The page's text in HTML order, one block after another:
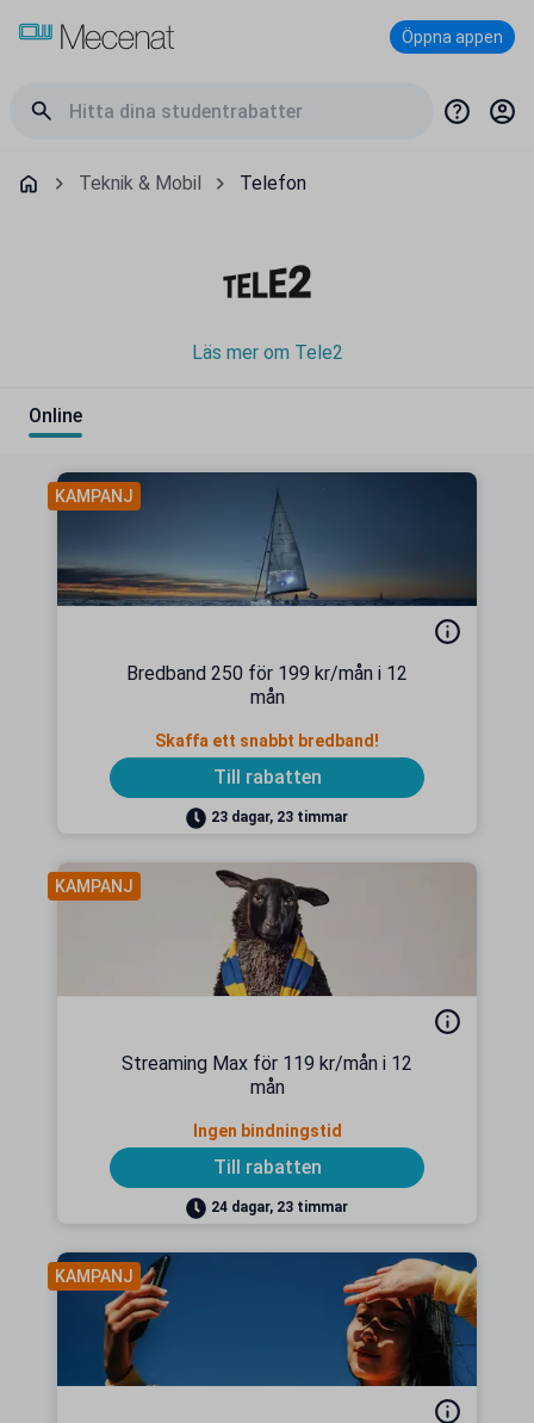
Öppna appen
Teknik & Mobil Telefon
Läs mer om Tele2
Online
KAMPANJ
Bredband 250 för 199 kr/mån i 12
mån
Skaffa ett snabbt bredband!
Till rabatten
23 dagar, 23 timmar
KAMPANJ
Streaming Max för 119 kr/mån i 12
mån
Ingen bindningstid
Till rabatten
24 dagar, 23 timmar
KAMPANJ